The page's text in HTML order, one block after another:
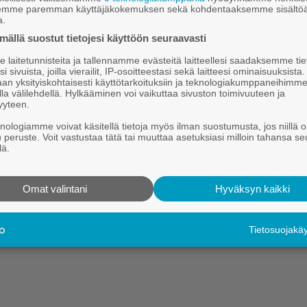
17.00
al­koi - kat­so 15
Num­mi­rock-fes­ti­vaa­li al­koi kes­ki­viik­ko­na hie­nois­sa
on ylei­sö­ku­van jäl­keen otok­sia yh­ty­eis­tä Suo­ta­na,
Lo­puk­si on usei­ta ku­via bän­di­lei­rin
Tämä sisältö on vain Kauhajoki-lehden tilaajille.
Tilaa digitaalinen lehti tutustumistarjouksena kahdeksi
Tilaa digilehti
paremman käyttäjäkokemuksen sekä kohdentaaksemme
suostut tietojesi käyttöön seuraavasti
laitetunnisteita ja tallennamme evästeitä laitteellesi saadaksemme
sivuista, joilla vierailit, IP-osoitteestasi sekä laitteesi
yksityiskohtaisesti käyttötarkoituksiin ja teknologiakumppaneihimme
välilehdellä. Hylkääminen voi vaikuttaa sivuston toimivuuteen ja
voivat käsitellä tietoja myös ilman suostumusta, jos niillä
peruste. Voit vastustaa tätä tai muuttaa asetuksiasi milloin tahansa
Hyväksyn kaikki
Omat valintani